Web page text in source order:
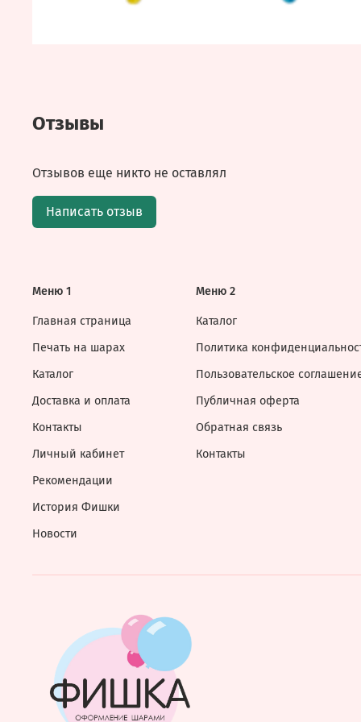
Отзывы
Отзывов еще никто не оставлял
Написать отзыв
Меню 1
Главная страница
Печать на шарах
Каталог
Доставка и оплата
Контакты
Личный кабинет
Рекомендации
История Фишки
Новости
Меню 2
Каталог
Политика
Пользовательское
Публичная оферта
Обратная связь
Контакты